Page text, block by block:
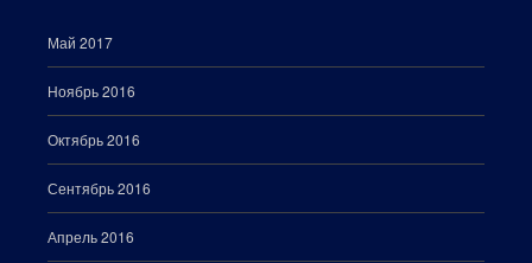
Май 2017
Ноябрь 2016
Октябрь 2016
Сентябрь 2016
Апрель 2016